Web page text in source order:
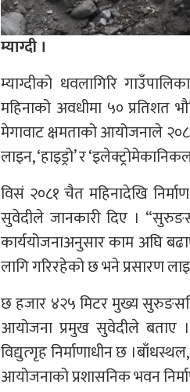
म्याग्दी ।
म्याग्दीको धवलागिरि
महिनाको अवधीमा ५० प्रतिशत
मेगावाट क्षमताको आयोजनाले
लाइन, ‘हाइड्रो’ र
विसं २०८१ चैत महिनादेखि
सुवेदीले जानकारी दिए ।
कार्ययोजनाअनुसार काम अघि
लागि गरिरहेको छ भने प्रसारण
छ हजार ४२५ मिटर मुख्य
आयोजना प्रमुख सुवेदीले बताए ।
विद्युत्गृह निर्माणाधीन छ
आयोजनाको प्रशासनिक भवन